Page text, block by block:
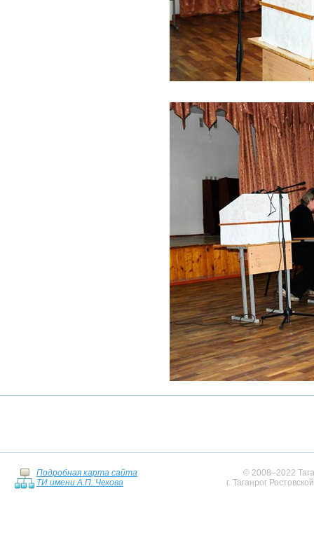
Подробная карта сайта
ТИ имени А.П. Чехова
© 2008–2022
г. Таганрог